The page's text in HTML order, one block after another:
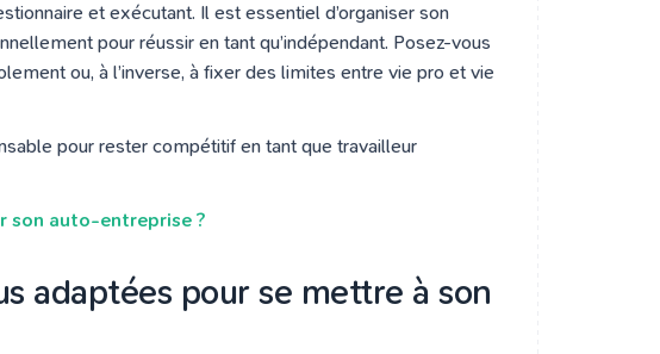
et exécutant. Il est essentiel d’organiser son
pour réussir en tant qu’indépendant. Posez-vous
ou, à l’inverse, à fixer des limites entre vie pro et vie
pour rester compétitif en tant que travailleur
son auto-entreprise ?
adaptées pour se mettre à son